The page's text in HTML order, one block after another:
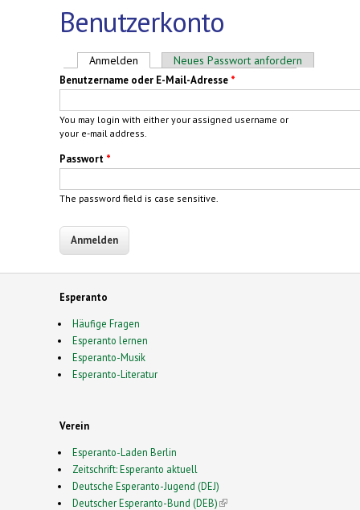
Benutzerkonto
Haupt-Reiter
Anmelden (aktiver Reiter)
Neues Passwort anfordern
Benutzername oder E-Mail-Adresse *
You may login with either your assigned username or
your e-mail address.
Passwort *
The password field is case sensitive.
Esperanto
Häufige Fragen
Esperanto lernen
Esperanto-Musik
Esperanto-Literatur
Verein
Esperanto-Laden Berlin
Zeitschrift: Esperanto aktuell
Deutsche Esperanto-Jugend (DEJ)
Deutscher Esperanto-Bund (DEB)(link is external)